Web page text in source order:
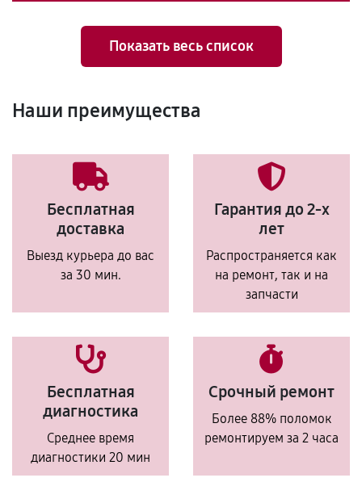
Показать весь список
Наши преимущества
Бесплатная
доставка
Выезд курьера до вас
за 30 мин.
Гарантия до 2-х
лет
Распространяется как
на ремонт, так и на
запчасти
Бесплатная
диагностика
Среднее время
диагностики 20 мин
Срочный ремонт
Более 88% поломок
ремонтируем за 2 часа